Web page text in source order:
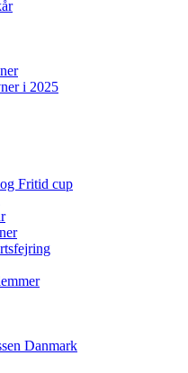
i 2025
Fritid cup
Danmark